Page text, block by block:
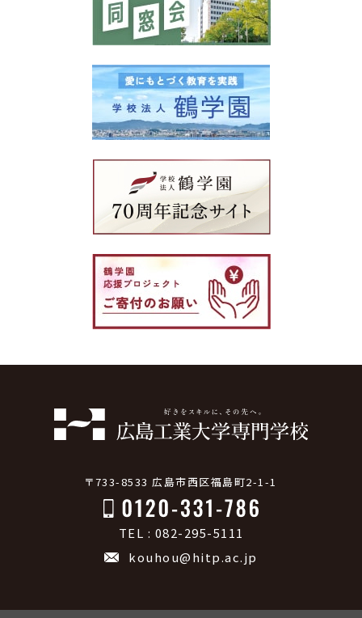
〒733-8533 広島市西区福島町2-1-1
TEL : 082-295-5111
kouhou@hitp.ac.jp